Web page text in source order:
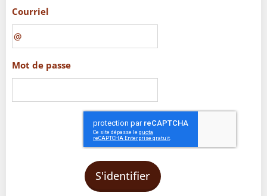
Courriel
Mot de passe
S'identifier